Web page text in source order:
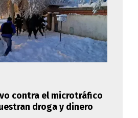
contra el microtráfico
droga y dinero